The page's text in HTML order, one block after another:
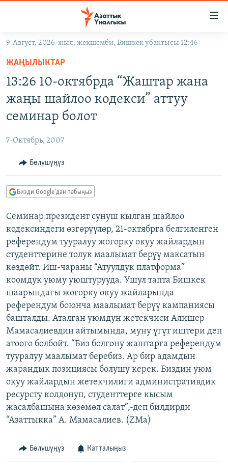
Навигацияга
өтүңүз
салыңыз
МАДАНИЯТ
ТВ ПРОГРАММАЛАР
БҮГҮН АЗАТТЫКТА
ДАНИСТЕ
ЭЖЕ-СИҢДИЛЕР
АЗАТТЫК+
ЫҢГАЙСЫЗ СУРООЛОР
ПОДКАСТ
ОНЛАЙН ШЕРИНЕ
ЭЕ/АРнун бардык сайттары
9-Август, 2026-жыл, жекшемби, Бишкек убактысы 12:46
ЖАҢЫЛЫКТАР
13:26 10-октябрда “Жаштар жана
жаңы шайлоо кодекси” аттуу
семинар болот
7-Октябрь, 2007
Бөлүшүңүз
Бизди Google'дан табыңыз
Семинар президент сунуш кылган шайлоо
кодексиндеги өзгөрүүлөр, 21-октябрга белгиленген
референдум тууралуу жогорку окуу жайлардын
студенттерине толук маалымат берүү максатын
көздөйт. Иш-чараны “Атуулдук платформа”
коомдук уюму уюштурууда. Ушул тапта Бишкек
шаарындагы жогорку окуу жайларында
референдум боюнча маалымат берүү кампаниясы
башталды. Аталган уюмдун жетекчиси Алишер
Мамасалиевдин айтымында, муну үгүт иштери деп
атоого болбойт. “Биз болгону жаштарга референдум
тууралуу маалымат беребиз. Ар бир адамдын
жарандык позициясы болушу керек. Биздин уюм
окуу жайлардын жетекчилиги административдик
ресурсту колдонуп, студенттерге кысым
жасалбашына көзөмөл салат”,-деп билдирди
“Азаттыкка” А. Мамасалиев. (ZMa)
Бөлүшүңүз Катталыңыз